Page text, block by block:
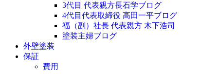
3代目 代表親方長石学ブログ
4代目代表取締役 高田一平ブログ
福（副）社長 代表親方 木下浩司
塗装主婦ブログ
外壁塗装
保証
費用